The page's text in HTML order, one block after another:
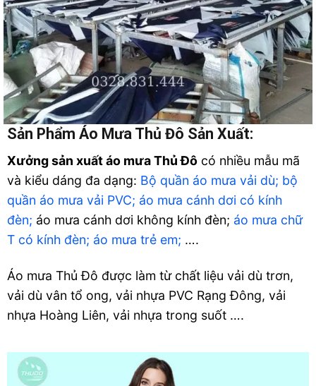
Sản Phẩm Áo Mưa Thủ Đô Sản Xuất:
Xưởng sản xuất áo mưa Thủ Đô có nhiều mẫu mã
và kiểu dáng đa dạng: Bộ quần áo mưa vải dù; bộ
quần áo mưa vải PVC; áo mưa cánh dơi có kính
đèn; áo mưa cánh dơi không kính đèn; áo mưa chữ
T có kính đèn; áo mưa trẻ em; ….
Áo mưa Thủ Đô được làm từ chất liệu vải dù trơn,
vải dù vân tổ ong, vải nhựa PVC Rạng Đông, vải
nhựa Hoàng Liên, vải nhựa trong suốt ….